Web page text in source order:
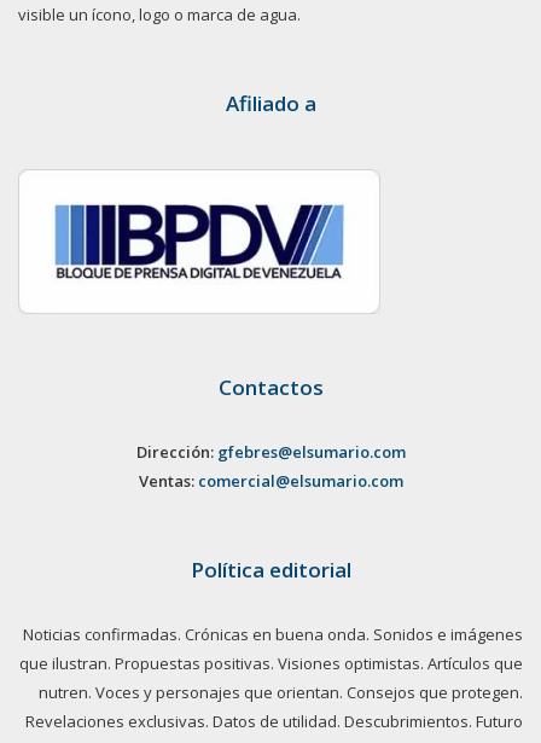
visible un ícono, logo o marca de agua.
Afiliado a
Contactos
Dirección: gfebres@elsumario.com
Ventas: comercial@elsumario.com
Política editorial
Noticias confirmadas. Crónicas en buena onda. Sonidos e imágenes
que ilustran. Propuestas positivas. Visiones optimistas. Artículos que
nutren. Voces y personajes que orientan. Consejos que protegen.
Revelaciones exclusivas. Datos de utilidad. Descubrimientos. Futuro